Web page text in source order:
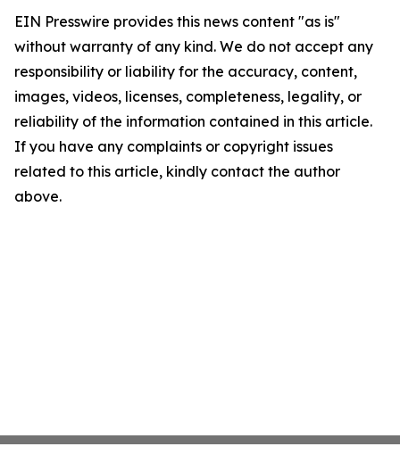
EIN Presswire provides this news content "as is"
without warranty of any kind. We do not accept any
responsibility or liability for the accuracy, content,
images, videos, licenses, completeness, legality, or
reliability of the information contained in this article.
If you have any complaints or copyright issues
related to this article, kindly contact the author
above.